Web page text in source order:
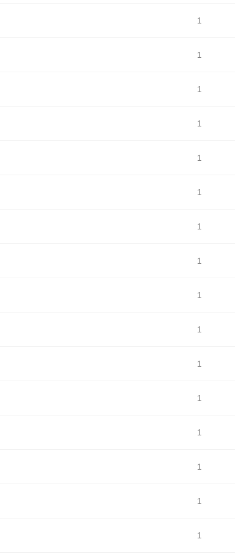
1
1
1
1
1
1
1
1
1
1
1
1
1
1
1
1